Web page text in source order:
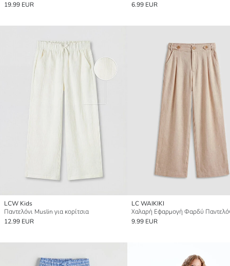
19.99 EUR
6.99 EUR
LCW Kids
Παντελόνι Muslin για κορίτσια
12.99 EUR
LC WAIKIKI
9.99 EUR